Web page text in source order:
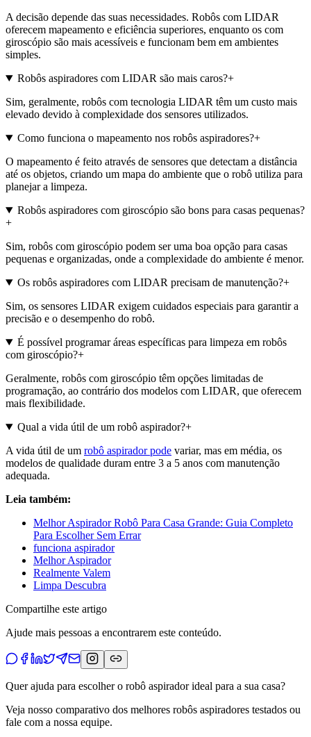
A decisão depende das suas necessidades. Robôs com LIDAR
oferecem mapeamento e eficiência superiores, enquanto os com
giroscópio são mais acessíveis e funcionam bem em ambientes
simples.
Robôs aspiradores com LIDAR são mais caros?+
Sim, geralmente, robôs com tecnologia LIDAR têm um custo mais
elevado devido à complexidade dos sensores utilizados.
Como funciona o mapeamento nos robôs aspiradores?+
O mapeamento é feito através de sensores que detectam a distância
até os objetos, criando um mapa do ambiente que o robô utiliza para
planejar a limpeza.
Robôs aspiradores com giroscópio são bons para casas pequenas?
+
Sim, robôs com giroscópio podem ser uma boa opção para casas
pequenas e organizadas, onde a complexidade do ambiente é menor.
Os robôs aspiradores com LIDAR precisam de manutenção?+
Sim, os sensores LIDAR exigem cuidados especiais para garantir a
precisão e o desempenho do robô.
É possível programar áreas específicas para limpeza em robôs
com giroscópio?+
Geralmente, robôs com giroscópio têm opções limitadas de
programação, ao contrário dos modelos com LIDAR, que oferecem
mais flexibilidade.
Qual a vida útil de um robô aspirador?+
A vida útil de um robô aspirador pode variar, mas em média, os
modelos de qualidade duram entre 3 a 5 anos com manutenção
adequada.
Leia também:
Melhor Aspirador Robô Para Casa Grande: Guia Completo
Para Escolher Sem Errar
funciona aspirador
Melhor Aspirador
Realmente Valem
Limpa Descubra
Compartilhe este artigo
Ajude mais pessoas a encontrarem este conteúdo.
Quer ajuda para escolher o robô aspirador ideal para a sua casa?
Veja nosso comparativo dos melhores robôs aspiradores testados ou
fale com a nossa equipe.